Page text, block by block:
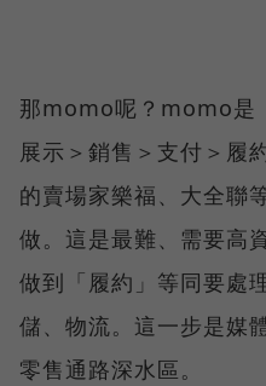
那momo呢？momo是
展示＞銷售＞支付＞履
的賣場家樂福、大全聯
做。這是最難、需要高
做到「履約」等同要處
儲、物流。這一步是媒
零售通路深水區。